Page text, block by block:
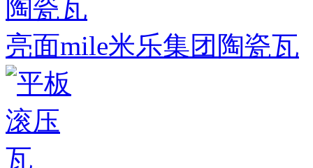
亮面mile米乐集团陶瓷瓦